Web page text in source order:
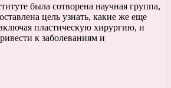
была сотворена научная группа,
цель узнать, какие же еще
пластическую хирургию, и
к заболеваниям и